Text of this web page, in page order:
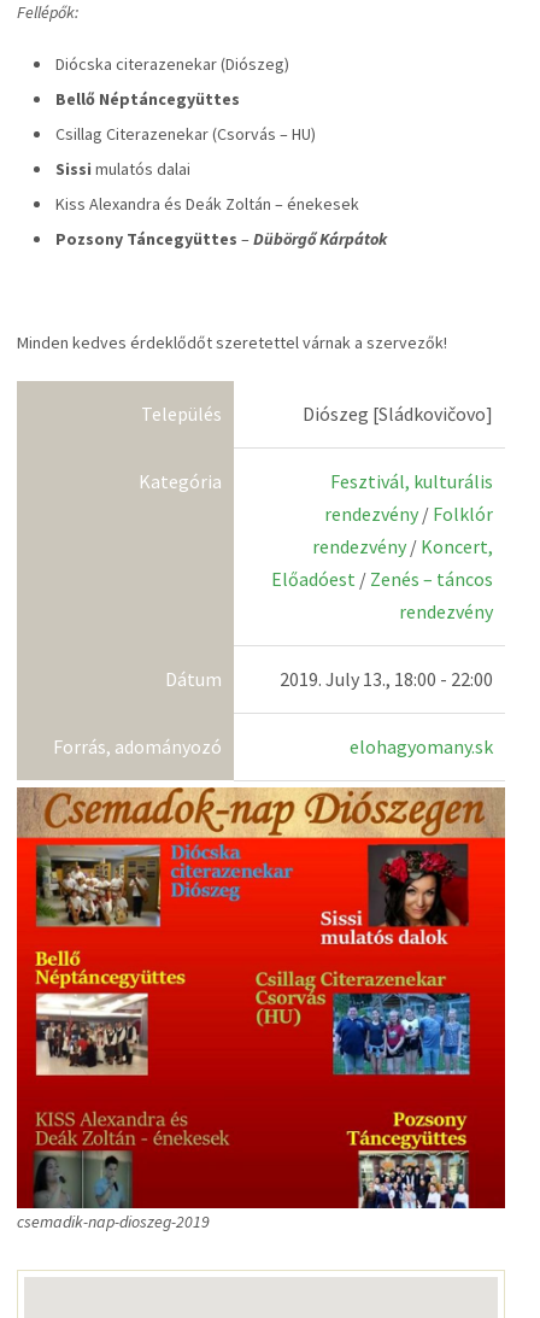
Fellépők:
Diócska citerazenekar (Diószeg)
Bellő Néptáncegyüttes
Csillag Citerazenekar (Csorvás – HU)
Sissi mulatós dalai
Kiss Alexandra és Deák Zoltán – énekesek
Pozsony Táncegyüttes – Dübörgő Kárpátok
Minden kedves érdeklődőt szeretettel várnak a szervezők!
Település Diószeg [Sládkovičovo]
Kategória
Fesztivál, kulturális
rendezvény / Folklór
rendezvény / Koncert,
Előadóest / Zenés – táncos
rendezvény
Dátum 2019. July 13., 18:00 - 22:00
Forrás, adományozó elohagyomany.sk
csemadik-nap-dioszeg-2019